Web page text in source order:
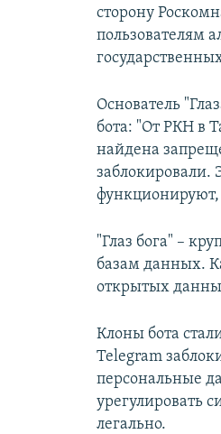
сторону
пользователям
Основатель
бота: "От РКН в
найдена
заблокировали.
функционируют,
"Глаз бога" –
базам данных.
открытых
Клоны бота
Telegram
персональные
урегулировать
легально.